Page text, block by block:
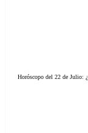
Horóscopo del 22 de Julio: